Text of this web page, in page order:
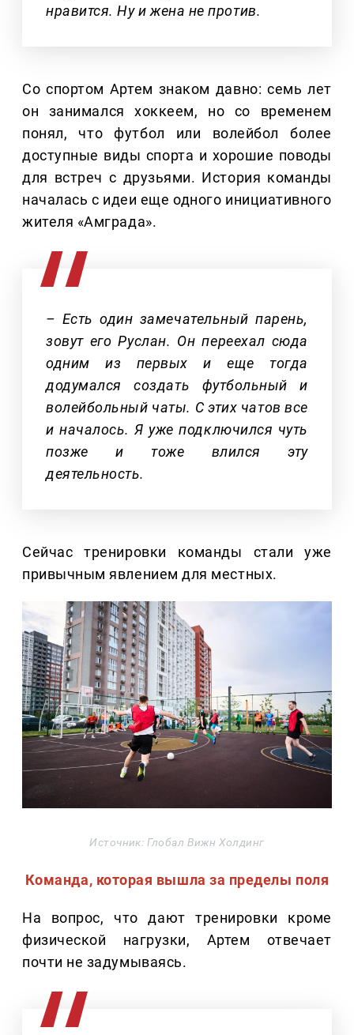
нравится. Ну и жена не против.
Со спортом Артем знаком давно: семь лет
он занимался хоккеем, но со временем
понял, что футбол или волейбол более
доступные виды спорта и хорошие поводы
для встреч с друзьями. История команды
началась с идеи еще одного инициативного
жителя «Амграда».
– Есть один замечательный парень,
зовут его Руслан. Он переехал сюда
одним из первых и еще тогда
додумался создать футбольный и
волейбольный чаты. С этих чатов все
и началось. Я уже подключился чуть
позже и тоже влился эту
деятельность.
Сейчас тренировки команды стали уже
привычным явлением для местных.
Источник: Глобал Вижн Холдинг
Команда, которая вышла за пределы поля
На вопрос, что дают тренировки кроме
физической нагрузки, Артем отвечает
почти не задумываясь.